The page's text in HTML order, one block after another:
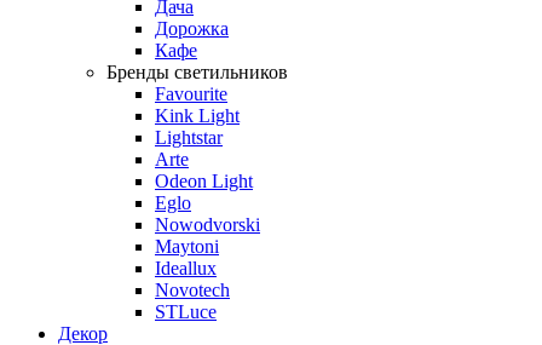
Дача
Дорожка
Кафе
Бренды светильников
Favourite
Kink Light
Lightstar
Arte
Odeon Light
Eglo
Nowodvorski
Maytoni
Ideallux
Novotech
STLuce
Декор